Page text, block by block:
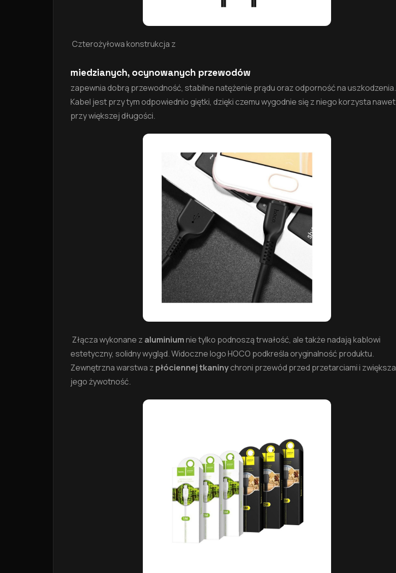
Czterożyłowa konstrukcja z
miedzianych, ocynowanych przewodów
zapewnia dobrą przewodność, stabilne natężenie prądu oraz odporność na uszkodzenia.
Kabel jest przy tym odpowiednio giętki, dzięki czemu wygodnie się z niego korzysta nawet
przy większej długości.
Złącza wykonane z aluminiumnie tylko podnoszą trwałość, ale także nadają kablowi
estetyczny, solidny wygląd. Widoczne logo HOCO podkreśla oryginalność produktu.
Zewnętrzna warstwa z płóciennej tkaninychroni przewód przed przetarciami i zwiększa
jego żywotność.